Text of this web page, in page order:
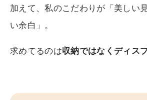
加えて、私のこだわりが「美しい
い余白」。
求めてるのは収納ではなくディス